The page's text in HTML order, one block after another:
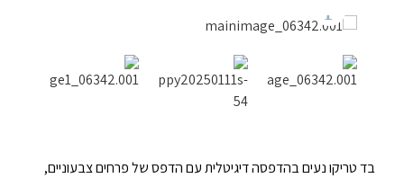
בד טריקו נעים בהדפסה דיגיטלית עם הדפס של פרחים צבעוניים,